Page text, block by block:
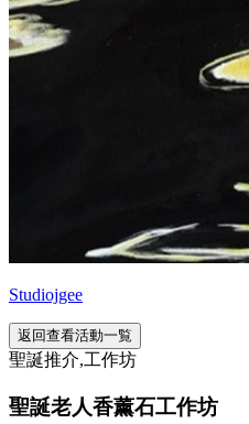
Studiojgee
返回查看活動一覧
聖誕推介,工作坊
聖誕老人香薰石工作坊